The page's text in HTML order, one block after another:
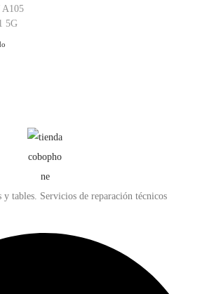
A105
5G
y tables. Servicios de reparación técnicos